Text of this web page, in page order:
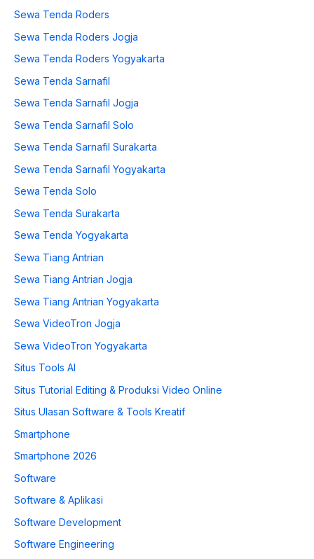
Sewa Tenda Roders
Sewa Tenda Roders Jogja
Sewa Tenda Roders Yogyakarta
Sewa Tenda Sarnafil
Sewa Tenda Sarnafil Jogja
Sewa Tenda Sarnafil Solo
Sewa Tenda Sarnafil Surakarta
Sewa Tenda Sarnafil Yogyakarta
Sewa Tenda Solo
Sewa Tenda Surakarta
Sewa Tenda Yogyakarta
Sewa Tiang Antrian
Sewa Tiang Antrian Jogja
Sewa Tiang Antrian Yogyakarta
Sewa VideoTron Jogja
Sewa VideoTron Yogyakarta
Situs Tools AI
Situs Tutorial Editing & Produksi Video Online
Situs Ulasan Software & Tools Kreatif
Smartphone
Smartphone 2026
Software
Software & Aplikasi
Software Development
Software Engineering